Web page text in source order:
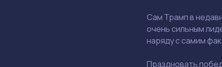
Сам Трамп в
очень сильным
наряду с самим
Праздновать